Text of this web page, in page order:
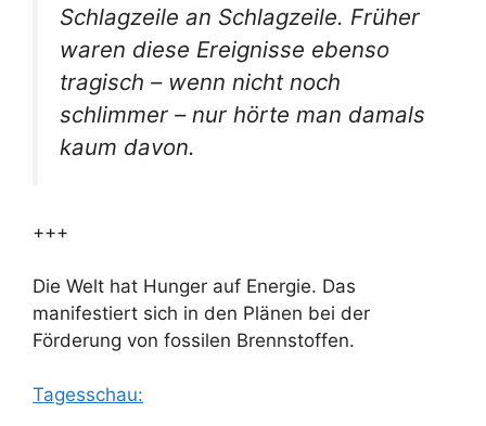
Schlagzeile an Schlagzeile. Früher
waren diese Ereignisse ebenso
tragisch – wenn nicht noch
schlimmer – nur hörte man damals
kaum davon.
+++
Die Welt hat Hunger auf Energie. Das
manifestiert sich in den Plänen bei der
Förderung von fossilen Brennstoffen.
Tagesschau: